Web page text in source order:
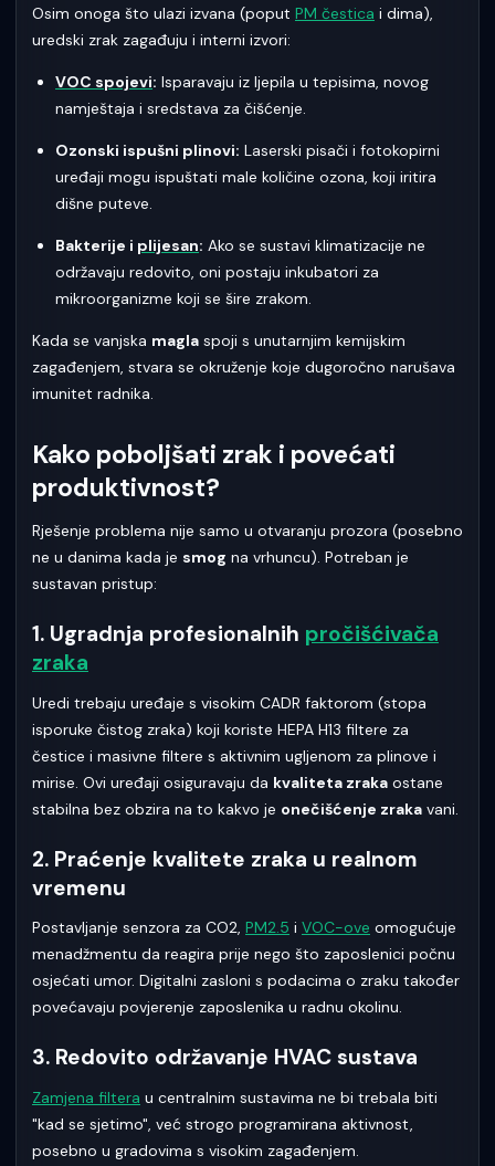
Osim onoga što ulazi izvana (poput PM čestica i dima),
uredski zrak zagađuju i interni izvori:
VOC spojevi: Isparavaju iz ljepila u tepisima, novog
namještaja i sredstava za čišćenje.
Ozonski ispušni plinovi: Laserski pisači i fotokopirni
uređaji mogu ispuštati male količine ozona, koji iritira
dišne puteve.
Bakterije i plijesan: Ako se sustavi klimatizacije ne
održavaju redovito, oni postaju inkubatori za
mikroorganizme koji se šire zrakom.
Kada se vanjska magla spoji s unutarnjim kemijskim
zagađenjem, stvara se okruženje koje dugoročno narušava
imunitet radnika.
Kako poboljšati zrak i povećati
produktivnost?
Rješenje problema nije samo u otvaranju prozora (posebno
ne u danima kada je smog na vrhuncu). Potreban je
sustavan pristup:
1. Ugradnja profesionalnih pročišćivača
zraka
Uredi trebaju uređaje s visokim CADR faktorom (stopa
isporuke čistog zraka) koji koriste HEPA H13 filtere za
čestice i masivne filtere s aktivnim ugljenom za plinove i
mirise. Ovi uređaji osiguravaju da kvaliteta zraka ostane
stabilna bez obzira na to kakvo je onečišćenje zraka vani.
2. Praćenje kvalitete zraka u realnom
vremenu
Postavljanje senzora za CO2, PM2.5 i VOC-ove omogućuje
menadžmentu da reagira prije nego što zaposlenici počnu
osjećati umor. Digitalni zasloni s podacima o zraku također
povećavaju povjerenje zaposlenika u radnu okolinu.
3. Redovito održavanje HVAC sustava
Zamjena filtera u centralnim sustavima ne bi trebala biti
"kad se sjetimo", već strogo programirana aktivnost,
posebno u gradovima s visokim zagađenjem.